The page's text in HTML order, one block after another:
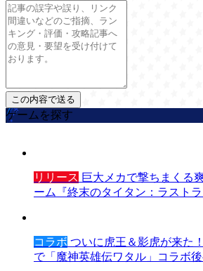
ゲームを探す
リリース 巨大メカで撃ちまくる
ーム『終末のタイタン：ラスト
コラボ ついに虎王＆影虎が来た
で「魔神英雄伝ワタル」コラボ後